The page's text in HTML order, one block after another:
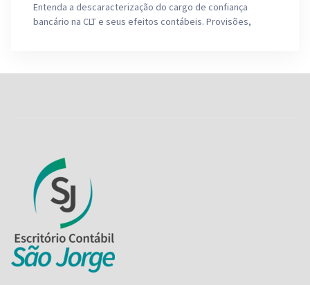
Entenda a descaracterização do cargo de confiança
bancário na CLT e seus efeitos contábeis. Provisões,